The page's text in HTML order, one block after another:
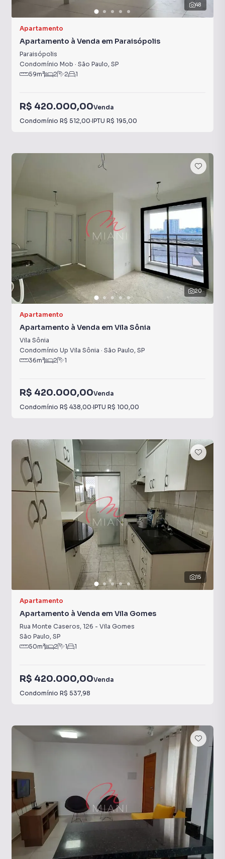
48
Apartamento
Apartamento à Venda em Paraisópolis
Paraisópolis
Condomínio Mob · São Paulo, SP
59m² 2 2 1
R$ 420.000,00Venda
Condomínio R$ 512,00·IPTU R$ 195,00
20
Apartamento
Apartamento à Venda em Vila Sônia
Vila Sônia
Condomínio Up Vila Sônia · São Paulo, SP
36m² 2 1
R$ 420.000,00Venda
Condomínio R$ 438,00·IPTU R$ 100,00
15
Apartamento
Apartamento à Venda em Vila Gomes
Rua Monte Caseros, 126 - Vila Gomes
São Paulo, SP
50m² 2 1 1
R$ 420.000,00Venda
Condomínio R$ 537,98